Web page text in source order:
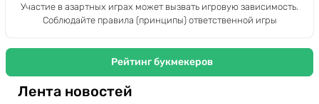
Участие в азартных играх может вызвать игровую зависимость.
Соблюдайте правила (принципы) ответственной игры
Рейтинг букмекеров
Лента новостей